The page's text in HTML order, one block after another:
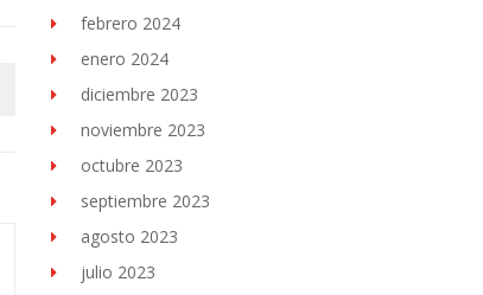
febrero 2024
enero 2024
diciembre 2023
noviembre 2023
octubre 2023
septiembre 2023
agosto 2023
julio 2023